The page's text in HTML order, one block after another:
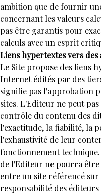
ambition que de fournir
concernant les valeurs
pas être garantis pour
calculs avec un esprit
Liens hypertextes vers des
Le Site propose des liens
Internet édités par des
signifie pas l'approbation
sites. L'Editeur ne peut
contrôle du contenu des
l'exactitude, la fiabilité, la
l'exhaustivité de leur
fonctionnement
de l'Editeur ne pourra
entre un site référencé sur
responsabilité des